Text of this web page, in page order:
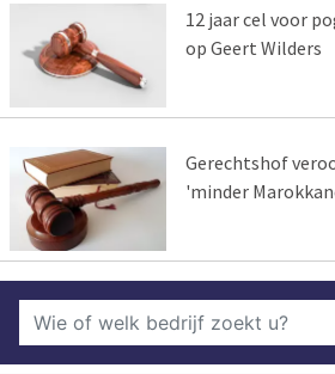
12 jaar cel voor
op Geert Wilders
Gerechtshof
'minder